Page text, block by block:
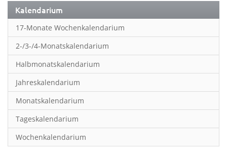
Länder & Städte
Landschaft & Natur
Lifestyle
Literatur
Manga & Animé
Neutrale Kalender
Partner- & Wandplaner
Planung & Organisation
Kalendarium
17-Monate Wochenkalendarium
2-/3-/4-Monatskalendarium
Halbmonatskalendarium
Jahreskalendarium
Monatskalendarium
Tageskalendarium
Wochenkalendarium